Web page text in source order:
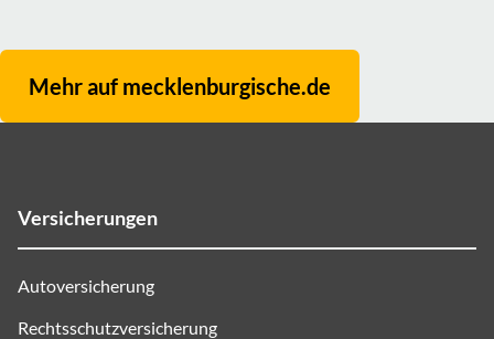
Mehr auf mecklenburgische.de
Versicherungen
Autoversicherung
Rechtsschutzversicherung